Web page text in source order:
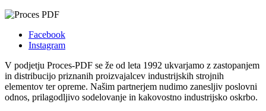
Facebook
Instagram
V podjetju Proces-PDF se že od leta 1992 ukvarjamo z zastopanjem
in distribucijo priznanih proizvajalcev industrijskih strojnih
elementov ter opreme. Našim partnerjem nudimo zanesljiv poslovni
odnos, prilagodljivo sodelovanje in kakovostno industrijsko oskrbo.